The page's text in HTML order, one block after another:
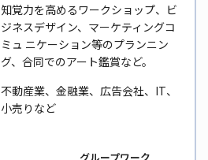
知覚⼒を⾼めるワークショップ、ビ
ジネスデザイン、マーケティングコ
ミュ ニケーション等のプランニン
グ、合同でのアート鑑賞など。
不動産業、金融業、広告会社、IT、
小売りなど
グループワーク